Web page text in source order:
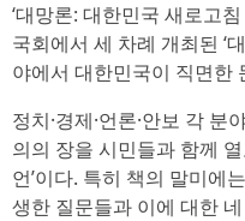
‘대망론: 대한민국 새로고
국회에서 세 차례 개최된 ‘
야에서 대한민국이 직면한
정치·경제·언론·안보 각
의의 장을 시민들과 함께
언’이다. 특히 책의 말미에
생한 질문들과 이에 대한